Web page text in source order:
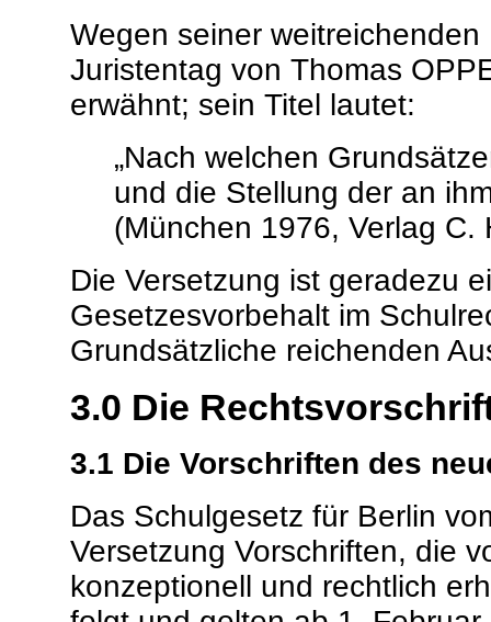
Wegen seiner
Juristentag von Thomas
erwähnt; sein Titel lautet:
„Nach welchen
und die Stellung der an
(München 1976, Verlag C.
Die Versetzung ist geradezu
Gesetzesvorbehalt im
Grundsätzliche reichenden
3.0 Die
3.1 Die Vorschriften des
Das Schulgesetz für Berlin
Versetzung Vorschriften, die
konzeptionell und rechtlich